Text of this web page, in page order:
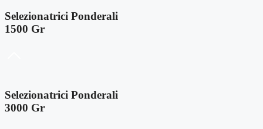
Selezionatrici Ponderali
1500 Gr
Selezionatrici Ponderali
3000 Gr